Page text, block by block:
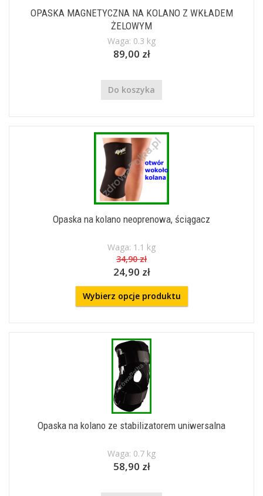
OPASKA MAGNETYCZNA NA KOLANO Z WKŁADEM
ŻELOWYM
Waga: 0.3 kg
89,00 zł
Do koszyka
Opaska na kolano neoprenowa, ściągacz
Waga: 1.1 kg
34,90 zł
24,90 zł
Wybierz opcje produktu
Opaska na kolano ze stabilizatorem uniwersalna
Waga: 0.7 kg
58,90 zł